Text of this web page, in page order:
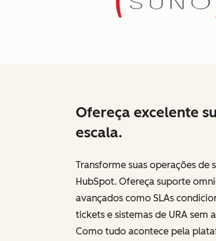
Ofereça excelente
escala.
Transforme suas operações de
HubSpot. Ofereça suporte
avançados como SLAs
tickets e sistemas de URA sem
Como tudo acontece pela